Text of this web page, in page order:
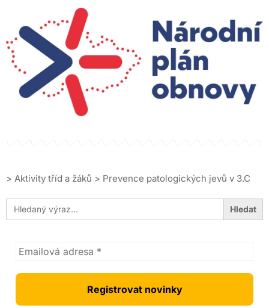
> Aktivity tříd a žáků > Prevence patologických jevů v 3.C
Search
for: